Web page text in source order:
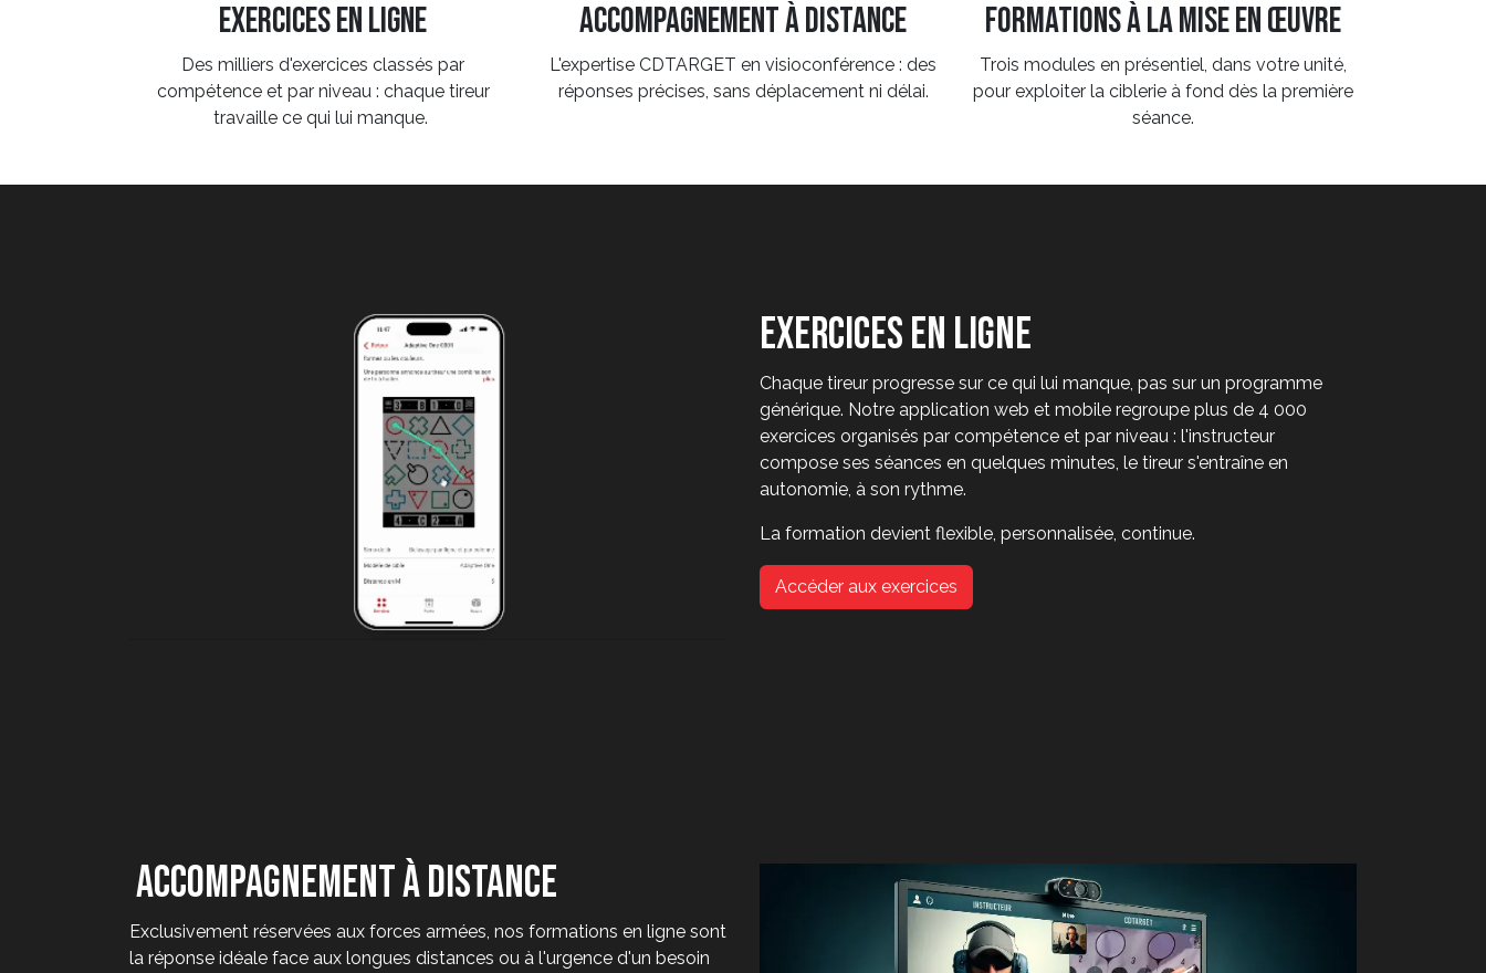
exercices en ligne
Des milliers d'exercices classés par
compétence et par niveau : chaque tireur
travaille ce qui lui manque.
accompagnement à distance
L'expertise CDTARGET en visioconférence : des
réponses précises, sans déplacement ni délai.
formations à la mise en œuvre
Trois modules en présentiel, dans votre unité,
pour exploiter la ciblerie à fond dès la première
séance.
exercices en ligne
Chaque tireur progresse sur ce qui lui manque, pas sur un programme
générique. Notre application web et mobile regroupe plus de 4 000
exercices organisés par compétence et par niveau : l'instructeur
compose ses séances en quelques minutes, le tireur s'entraîne en
autonomie, à son rythme.
La formation devient flexible, personnalisée, continue.
Accéder aux exercices
accompagnement à distance
Exclusivement réservées aux forces armées, nos formations en ligne sont
la réponse idéale face aux longues distances ou à l'urgence d'un besoin